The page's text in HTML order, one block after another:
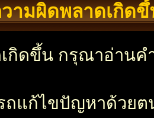
มผิดพลาดเกิดขึ้
กิดขึ้น กรุณาอ่านค
ถแก้ไขปัญหาด้วย